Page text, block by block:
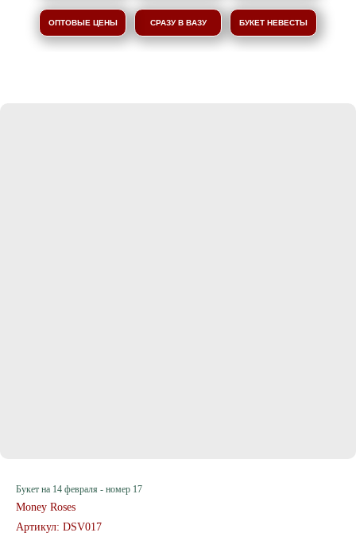
БУКЕТ НЕВЕСТЫ
СРАЗУ В ВАЗУ
ОПТОВЫЕ ЦЕНЫ
Букет на 14 февраля - номер 17
Money Roses
Артикул: DSV017